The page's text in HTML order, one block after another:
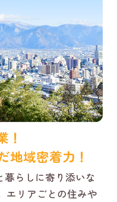
！
地域密着力！
暮らしに寄り添いな
エリアごとの住みや